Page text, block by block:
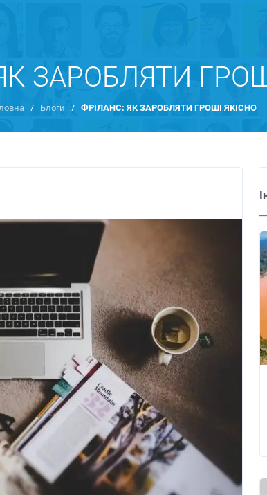
ЗАРОБЛЯТИ
/ Блоги / ФРІЛАНС: ЯК ЗАРОБЛЯТИ ГРОШІ ЯКІСНО